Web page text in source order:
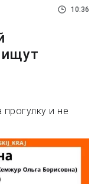
10:36
ищут
и не